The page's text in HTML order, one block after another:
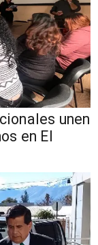
unen
en El